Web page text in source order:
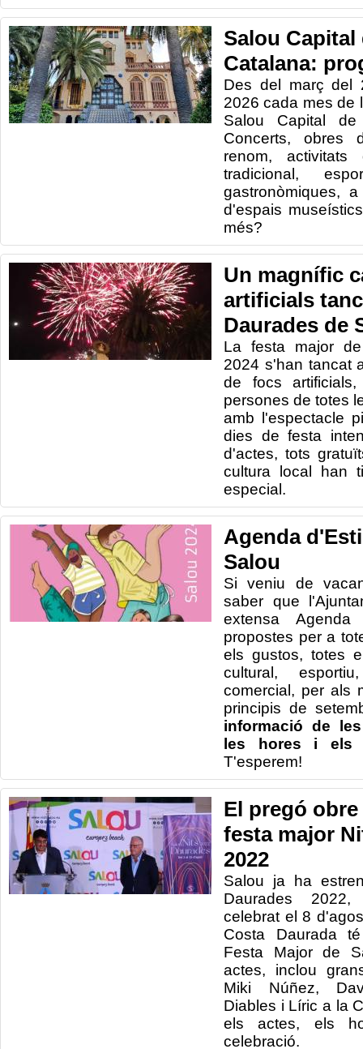
Salou
Catalana:
Des del març del
2026 cada mes de
Salou Capital
Concerts, obres
renom,
tradicional,
gastronòmiques,
d'espais
més?
Un magnífic
artificials
Daurades de
La festa major
2024 s'han tancat
de focs
persones de totes
amb l'espectacle
dies de festa
d'actes, tots
cultura local han
especial.
Agenda
Salou
Si veniu de
saber que
extensa
propostes per a
els gustos, totes
cultural,
comercial, per als
principis de
informació de
les hores i els
T'esperem!
El pregó
festa major
2022
Salou ja ha
Daurades
celebrat el 8
Costa Daurada
Festa Major de
actes, inclou
Miki Núñez,
Diables i Líric a la
els actes, els
celebració.